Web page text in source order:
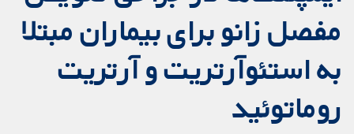
مفصل زانو برای بیماران مبتلا
به استئوآرتریت و آرتریت
روماتوئید